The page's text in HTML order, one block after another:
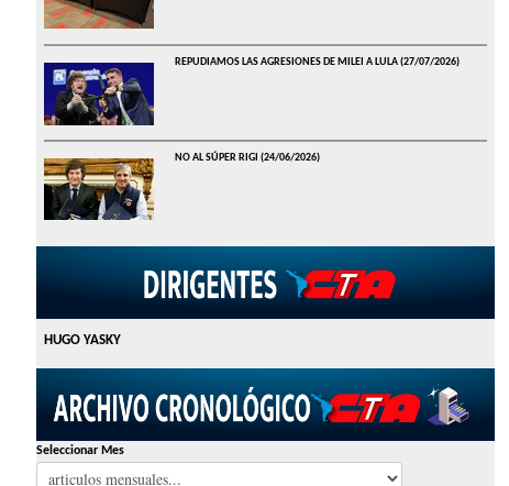
REPUDIAMOS LAS AGRESIONES DE MILEI A LULA(27/07/2026)
NO AL SÚPER RIGI (24/06/2026)
HUGO YASKY
Seleccionar Mes